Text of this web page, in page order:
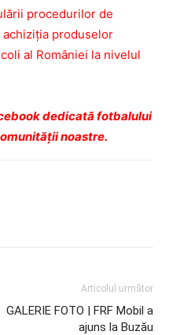
procedurilor de
produselor
al României la nivelul
dedicată fotbalului
noastre.
Articolul următor
GALERIE FOTO | FRF Mobil a
ajuns la Buzău